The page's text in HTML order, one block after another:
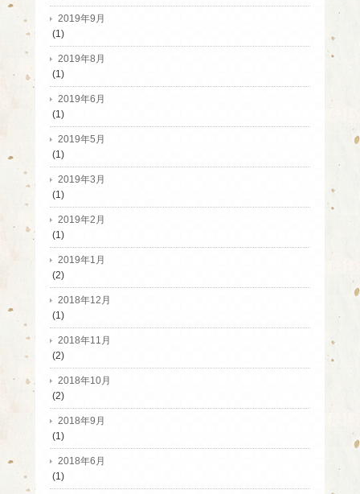
2019年9月
(1)
2019年8月
(1)
2019年6月
(1)
2019年5月
(1)
2019年3月
(1)
2019年2月
(1)
2019年1月
(2)
2018年12月
(1)
2018年11月
(2)
2018年10月
(2)
2018年9月
(1)
2018年6月
(1)